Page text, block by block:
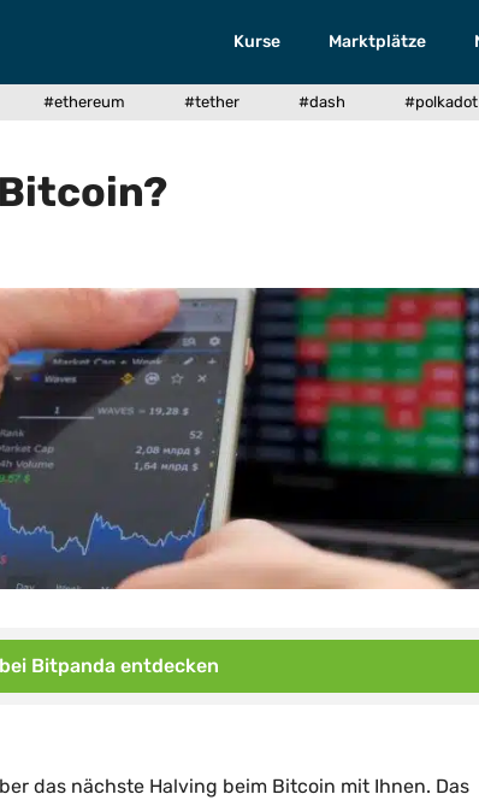
Kurse Marktplätze
#ethereum #tether #dash #polkadot
Bitpanda entdecken
das nächste Halving beim Bitcoin mit Ihnen. Das